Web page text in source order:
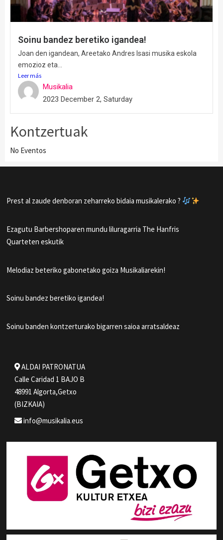
Soinu bandez beretiko igandea!
Joan den igandean, Areetako Andres Isasi musika eskola
emozioz eta...
Leer más
Musikalia
2023 December 2, Saturday
Kontzertuak
No Eventos
Prest al zaude denboran zeharreko bidaia musikalerako ?
Ezagutu Barbershoparen mundu liluragarria The Hanfris
Quarteten eskutik
Melodiaz beteriko gabonetako goiza Musikaliarekin!
Soinu bandez beretiko igandea!
Soinu banden kontzerturako bigarren saioa arratsaldeaz
ALDAI PATRONATUA
Calle Caridad 1 BAJO B
48991 Algorta,Getxo
(BIZKAIA)
info@musikalia.eus